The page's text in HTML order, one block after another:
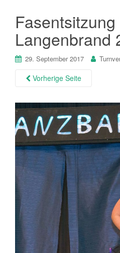
Fasentsitzung
Langenbrand
29. September 2017
Vorherige Seite